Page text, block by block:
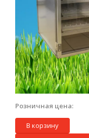
Розничная цена:
В корзину